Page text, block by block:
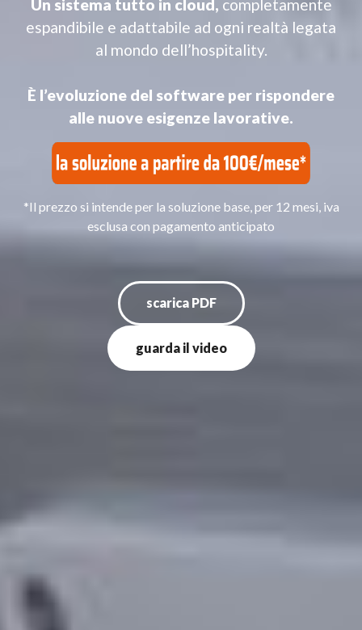
Un sistema tutto in cloud, completamente
espandibile e adattabile ad ogni realtà legata
al mondo dell’hospitality.
È l’evoluzione del software per rispondere
alle nuove esigenze lavorative.
*Il prezzo si intende per la soluzione base, per 12 mesi, iva
esclusa con pagamento anticipato
scarica PDF
guarda il video